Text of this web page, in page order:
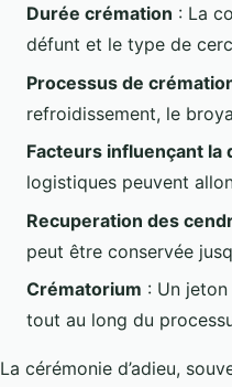
Durée crémation : La
défunt et le type de
Processus de
refroidissement, le
Facteurs influençant la
logistiques peuvent
Recuperation des
peut être conservée
Crématorium : Un
tout au long du
La cérémonie d’adieu,